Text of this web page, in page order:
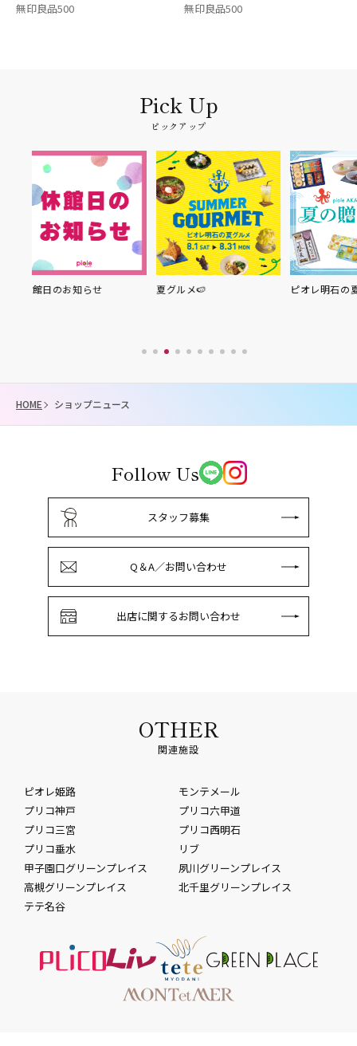
無印良品500 無印良品500
ピックアップ
夏グルメ🍉 ピオレ明石の夏の贈り物
HOME ショップニュース
Follow Us
スタッフ募集
Q＆A／お問い合わせ
出店に関するお問い合わせ
OTHER
関連施設
ピオレ姫路
モンテメール
プリコ神戸
プリコ六甲道
プリコ三宮
プリコ西明石
プリコ垂水
リブ
甲子園口グリーンプレイス
夙川グリーンプレイス
高槻グリーンプレイス
北千里グリーンプレイス
テテ名谷